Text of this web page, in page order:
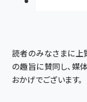
読者のみなさまに上
の趣旨に賛同し、媒
おかげでございます。